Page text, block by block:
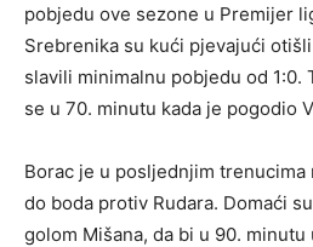
pobjedu ove sezone u Premijer
Srebrenika su kući pjevajući
slavili minimalnu pobjedu od 1:0.
se u 70. minutu kada je pogodio
Borac je u posljednjim trenucima
do boda protiv Rudara. Domaći
golom Mišana, da bi u 90.